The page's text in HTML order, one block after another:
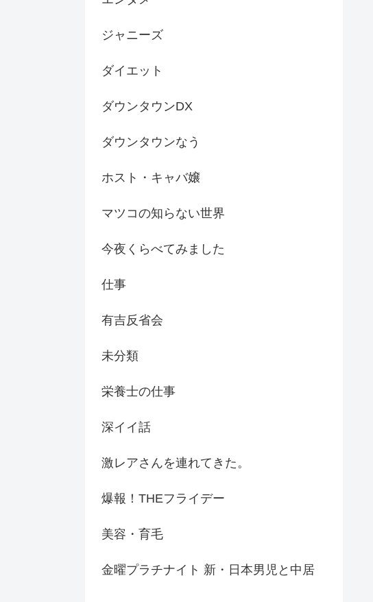
ジャニーズ
ダイエット
ダウンタウンDX
ダウンタウンなう
ホスト・キャバ嬢
マツコの知らない世界
今夜くらべてみました
仕事
有吉反省会
未分類
栄養士の仕事
深イイ話
激レアさんを連れてきた。
爆報！THEフライデー
美容・育毛
金曜プラチナイト 新・日本男児と中居